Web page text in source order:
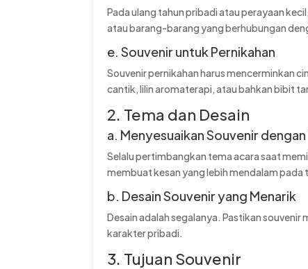
Pada ulang tahun pribadi atau perayaan
atau barang-barang yang berhubungan
e. Souvenir untuk Pernikahan
Souvenir pernikahan harus mencerminkan
cantik, lilin aromaterapi, atau bahkan bibit
2. Tema dan Desain
a. Menyesuaikan Souvenir
Selalu pertimbangkan tema acara saat
membuat kesan yang lebih mendalam pada
b. Desain Souvenir yang Menarik
Desain adalah segalanya. Pastikan
karakter pribadi.
3. Tujuan Souvenir